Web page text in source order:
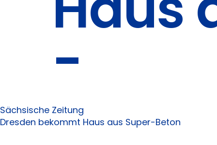
-
Sächsische Zeitung
Dresden bekommt Haus aus Super-Beton